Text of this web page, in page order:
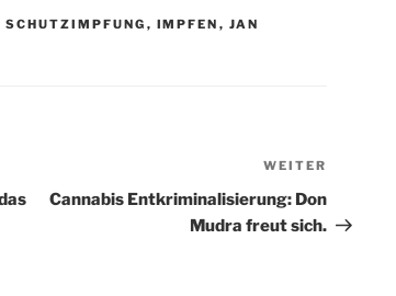
SCHUTZIMPFUNG , IMPFEN , JAN
Beitrag
WEITER
Cannabis Entkriminalisierung: Don
Mudra freut sich.